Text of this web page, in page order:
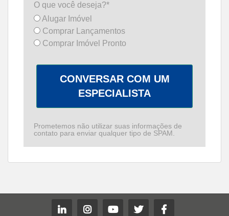
O que você deseja?*
Alugar Imóvel
Comprar Lançamentos
Comprar Imóvel Pronto
CONVERSAR COM UM
ESPECIALISTA
Prometemos não utilizar suas informações de
contato para enviar qualquer tipo de SPAM.